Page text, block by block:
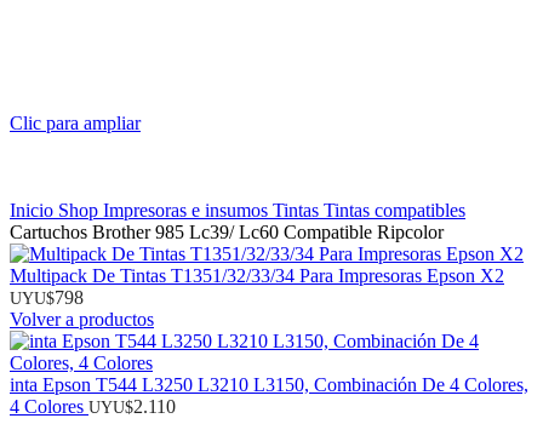
Clic para ampliar
Inicio Shop Impresoras e insumos Tintas Tintas compatibles
Cartuchos Brother 985 Lc39/ Lc60 Compatible Ripcolor
Multipack De Tintas T1351/32/33/34 Para Impresoras Epson X2
UYU$798
Volver a productos
inta Epson T544 L3250 L3210 L3150, Combinación De 4 Colores,
4 Colores UYU$2.110